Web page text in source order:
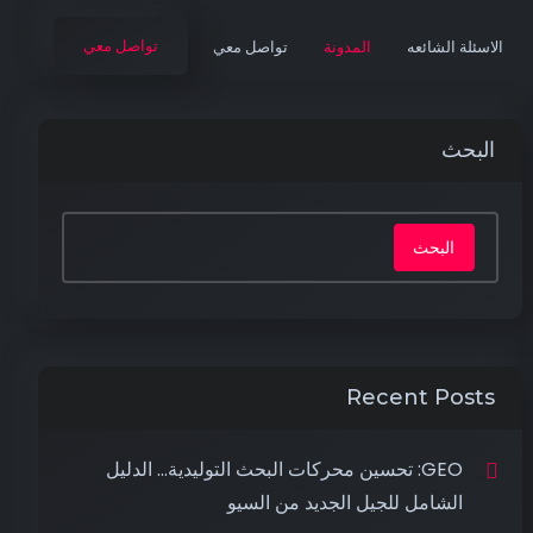
الاسئلة الشائعه المدونة تواصل معي تواصل معي
البحث
البحث
Recent Posts
GEO: تحسين محركات البحث التوليدية… الدليل
الشامل للجيل الجديد من السيو